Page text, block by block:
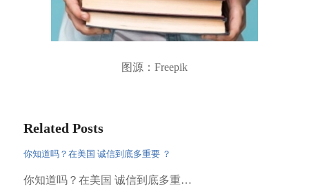
图源：Freepik
Related Posts
你知道吗？在美国 诚信到底多重要 ？
你知道吗？在美国 诚信到底多重…